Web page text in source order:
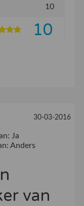
10
10
30-03-2016
Ja
Anders
van